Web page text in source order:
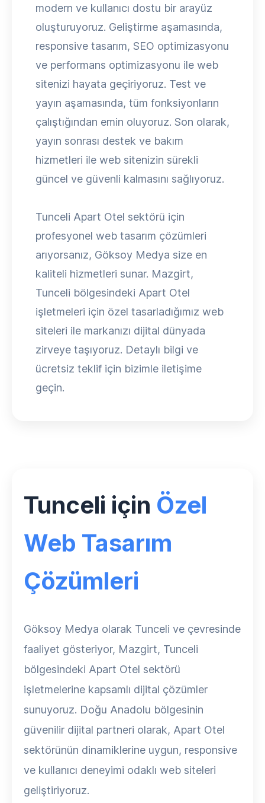
modern ve kullanıcı dostu bir arayüz
oluşturuyoruz. Geliştirme aşamasında,
responsive tasarım, SEO optimizasyonu
ve performans optimizasyonu ile web
sitenizi hayata geçiriyoruz. Test ve
yayın aşamasında, tüm fonksiyonların
çalıştığından emin oluyoruz. Son olarak,
yayın sonrası destek ve bakım
hizmetleri ile web sitenizin sürekli
güncel ve güvenli kalmasını sağlıyoruz.
Tunceli Apart Otel sektörü için
profesyonel web tasarım çözümleri
arıyorsanız, Göksoy Medya size en
kaliteli hizmetleri sunar. Mazgirt,
Tunceli bölgesindeki Apart Otel
işletmeleri için özel tasarladığımız web
siteleri ile markanızı dijital dünyada
zirveye taşıyoruz. Detaylı bilgi ve
ücretsiz teklif için bizimle iletişime
geçin.
Tunceli için Özel
Web Tasarım
Çözümleri
Göksoy Medya olarak Tunceli ve çevresinde
faaliyet gösteriyor, Mazgirt, Tunceli
bölgesindeki Apart Otel sektörü
işletmelerine kapsamlı dijital çözümler
sunuyoruz. Doğu Anadolu bölgesinin
güvenilir dijital partneri olarak, Apart Otel
sektörünün dinamiklerine uygun, responsive
ve kullanıcı deneyimi odaklı web siteleri
geliştiriyoruz.